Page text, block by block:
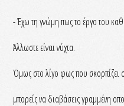
- Έχω τη γνώμη πως το έργο του
Άλλωστε είναι νύχτα.
Όμως στο λίγο φως που σκορπίζει
μπορείς να διαβάσεις γραμμένη